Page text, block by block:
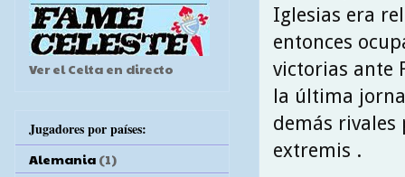
Iglesias era
entonces
victorias ante
la última
demás rivales
extremis .
Ver el Celta en directo
Jugadores por países:
Alemania (1)